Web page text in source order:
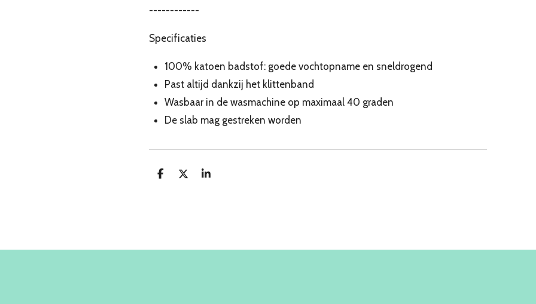
------------
Specificaties
100% katoen badstof: goede vochtopname en sneldrogend
Past altijd dankzij het klittenband
Wasbaar in de wasmachine op maximaal 40 graden
De slab mag gestreken worden
D
D
S